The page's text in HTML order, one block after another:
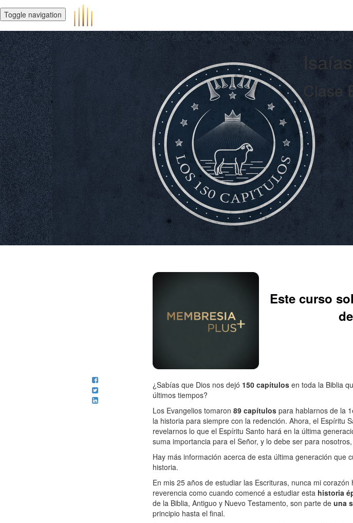
Toggle navigation
Clase
Este curso
¿Sabías que Dios nos dejó 150 capítulos en toda la Biblia
últimos tiempos?
Los Evangelios tomaron 89 capítulos para hablarnos de la
la historia para siempre con la redención. Ahora, el Espíritu
revelarnos lo que el Espíritu Santo hará en la última
suma importancia para el Señor, y lo debe ser para
Hay más información acerca de esta última generación que
historia.
En mis 25 años de estudiar las Escrituras, nunca mi
reverencia como cuando comencé a estudiar esta historia
de la Biblia, Antiguo y Nuevo Testamento, son parte de una
principio hasta el final.